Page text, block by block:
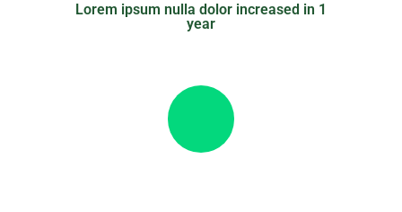
Lorem ipsum nulla dolor increased in 1
year